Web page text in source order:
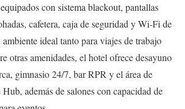
con sistema blackout, pantallas
cafetera, caja de seguridad y Wi-Fi de
ideal tanto para viajes de trabajo
otras amenidades, el hotel ofrece desayuno
gimnasio 24/7, bar RPR y el área de
además de salones con capacidad de